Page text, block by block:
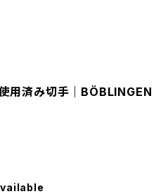
用済み切手｜BÖBLINGEN